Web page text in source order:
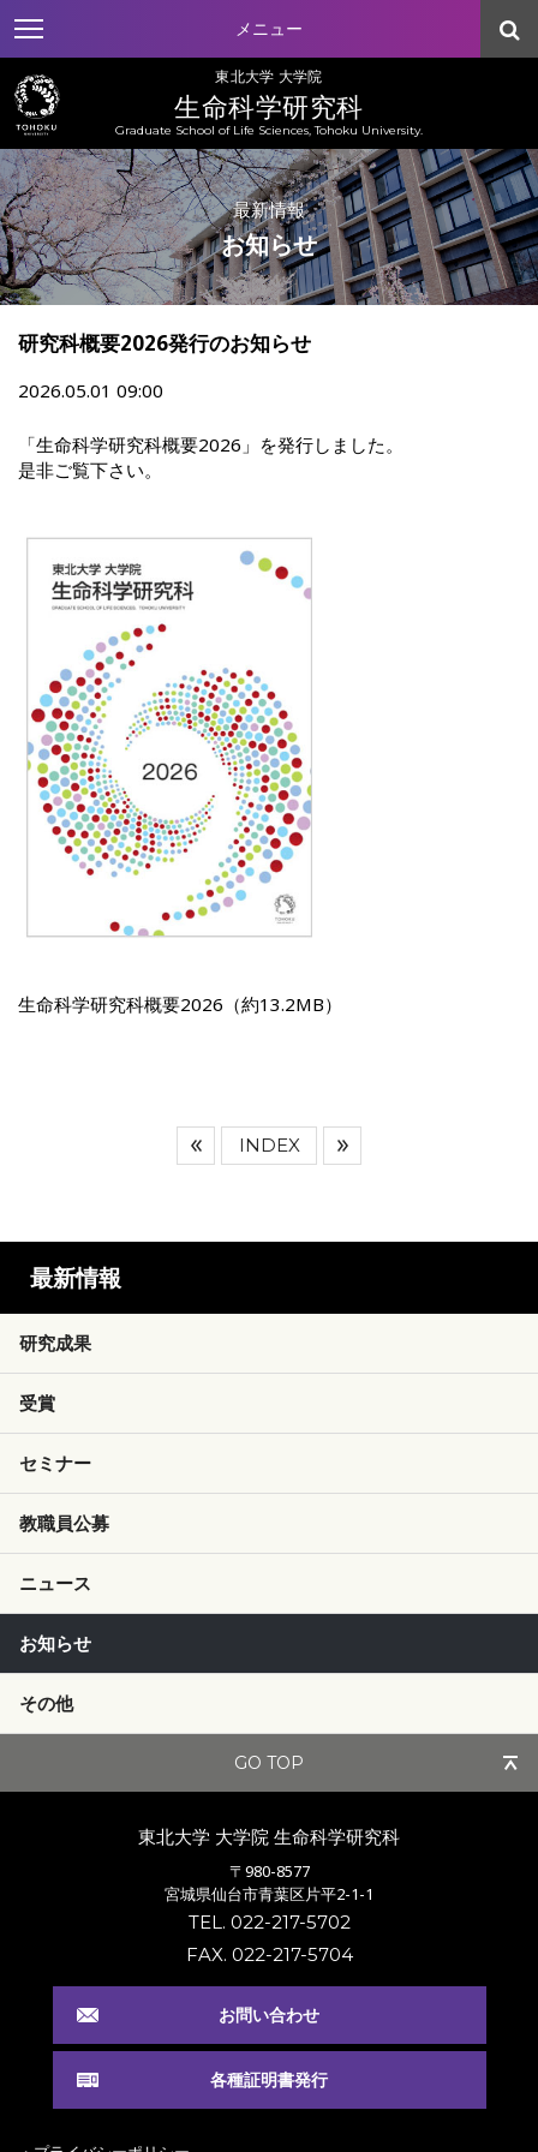
メニュー
東北大学 大学院
生命科学研究科
Graduate School of Life Sciences, Tohoku University.
最新情報
お知らせ
研究科概要2026発行のお知らせ
2026.05.01 09:00
「生命科学研究科概要2026」を発行しました。
是非ご覧下さい。
生命科学研究科概要2026（約13.2MB）
INDEX
最新情報
研究成果
受賞
セミナー
教職員公募
ニュース
お知らせ
その他
GO TOP
東北大学 大学院 生命科学研究科
〒980-8577
宮城県仙台市青葉区片平2-1-1
TEL. 022-217-5702
FAX. 022-217-5704
お問い合わせ
各種証明書発行